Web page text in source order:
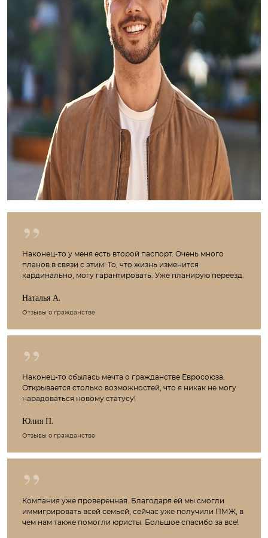
Наконец-то у меня есть второй паспорт. Очень много
планов в связи с этим! То, что жизнь изменится
кардинально, могу гарантировать. Уже планирую переезд.
Наталья А.
Отзывы о гражданстве
Наконец-то сбылась мечта о гражданстве Евросоюза.
Открывается столько возможностей, что я никак не могу
нарадоваться новому статусу!
Юлия П.
Отзывы о гражданстве
Компания уже проверенная. Благодаря ей мы смогли
иммигрировать всей семьей, сейчас уже получили ПМЖ, в
чем нам также помогли юристы. Большое спасибо за все!